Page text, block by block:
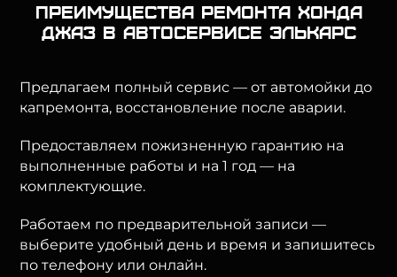
Преимущества ремонта Хонда
Джаз в автосервисе Элькарс
Предлагаем полный сервис — от автомойки до
капремонта, восстановление после аварии.
Предоставляем пожизненную гарантию на
выполненные работы и на 1 год — на
комплектующие.
Работаем по предварительной записи —
выберите удобный день и время и запишитесь
по телефону или онлайн.